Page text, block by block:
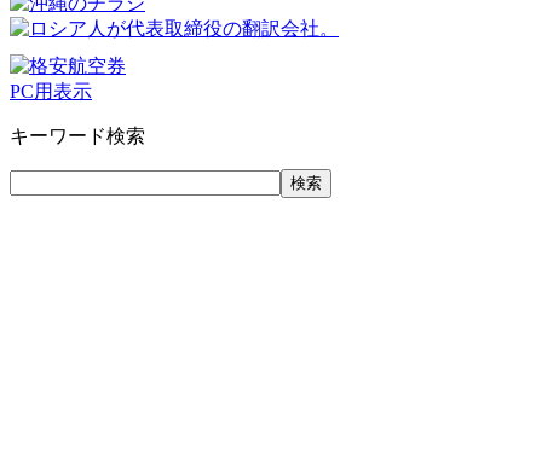
PC用表示
キーワード検索